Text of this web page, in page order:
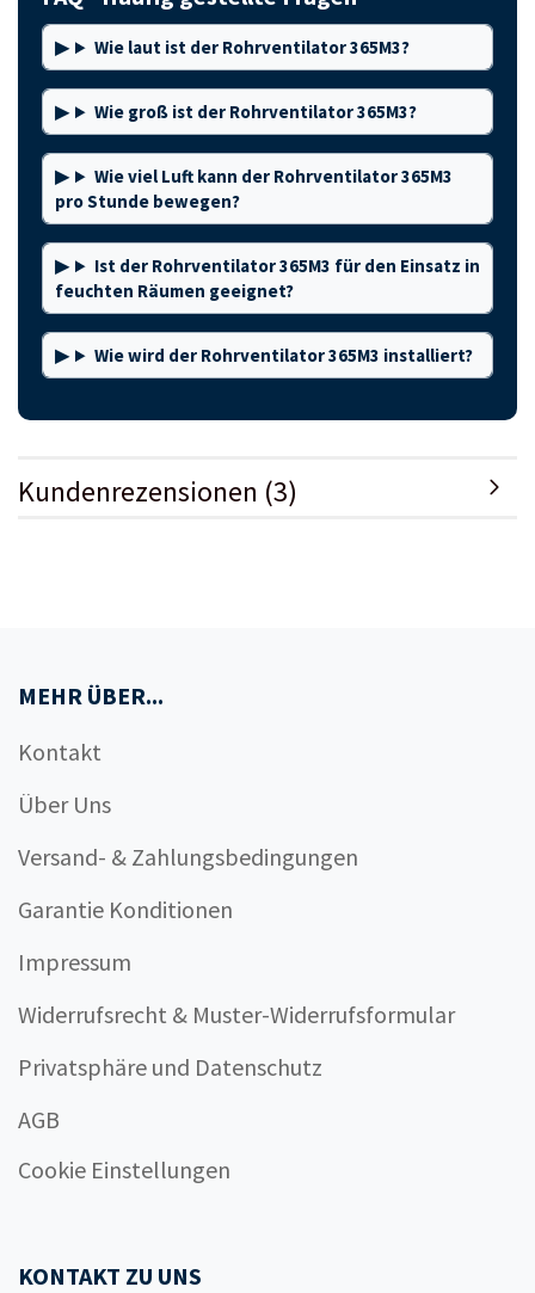
Wie laut ist der Rohrventilator 365M3?
Wie groß ist der Rohrventilator 365M3?
Wie viel Luft kann der Rohrventilator 365M3
pro Stunde bewegen?
Ist der Rohrventilator 365M3 für den Einsatz in
feuchten Räumen geeignet?
Wie wird der Rohrventilator 365M3 installiert?
Kundenrezensionen (3)
MEHR ÜBER...
Kontakt
Über Uns
Versand- & Zahlungsbedingungen
Garantie Konditionen
Impressum
Widerrufsrecht & Muster-Widerrufsformular
Privatsphäre und Datenschutz
AGB
Cookie Einstellungen
KONTAKT ZU UNS